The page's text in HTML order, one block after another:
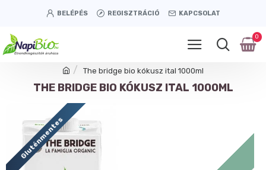
BELÉPÉS REGISZTRÁCIÓ KAPCSOLAT
0
The bridge bio kókusz ital 1000ml
THE BRIDGE BIO KÓKUSZ ITAL 1000ML
Gluténmentes